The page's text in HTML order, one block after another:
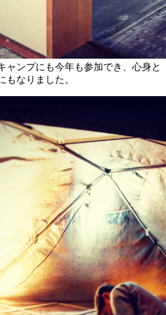
ャンプにも今年も参加でき、心身と
もなりました。